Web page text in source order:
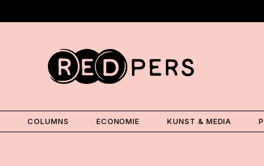
COLUMNS ECONOMIE KUNST & MEDIA